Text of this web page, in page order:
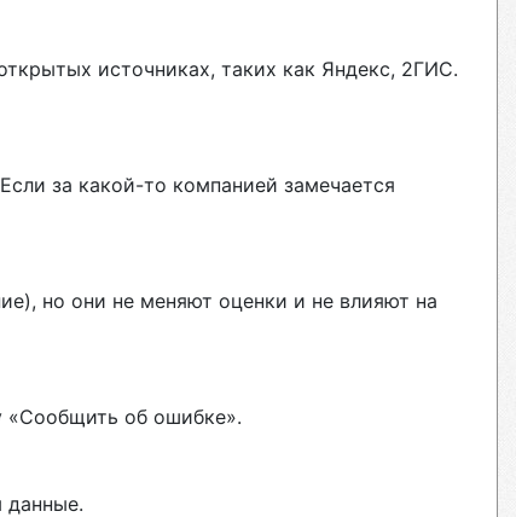
источниках, таких как Яндекс, 2ГИС.
за какой-то компанией замечается
но они не меняют оценки и не влияют на
об ошибке».
данные.